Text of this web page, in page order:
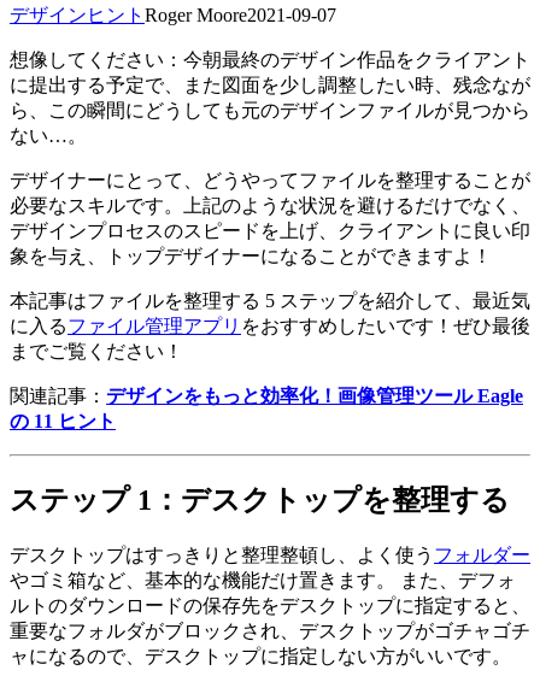
デザインヒント Roger Moore2021-09-07
想像してください：今朝最終のデザイン作品をクライアント
に提出する予定で、また図面を少し調整したい時、残念なが
ら、この瞬間にどうしても元のデザインファイルが見つから
ない…。
デザイナーにとって、どうやってファイルを整理することが
必要なスキルです。上記のような状況を避けるだけでなく、
デザインプロセスのスピードを上げ、クライアントに良い印
象を与え、トップデザイナーになることができますよ！
本記事はファイルを整理する 5 ステップを紹介して、最近気
に入るファイル管理アプリ をおすすめしたいです！ぜひ最後
までご覧ください！
関連記事： デザインをもっと効率化！画像管理ツール Eagle
の 11 ヒント
ステップ 1：デスクトップを整理する
デスクトップはすっきりと整理整頓し、よく使う フォルダー
やゴミ箱など、基本的な機能だけ置きます。 また、デフォ
ルトのダウンロードの保存先をデスクトップに指定すると、
重要なフォルダがブロックされ、デスクトップがゴチャゴチ
ャになるので、デスクトップに指定しない方がいいです。